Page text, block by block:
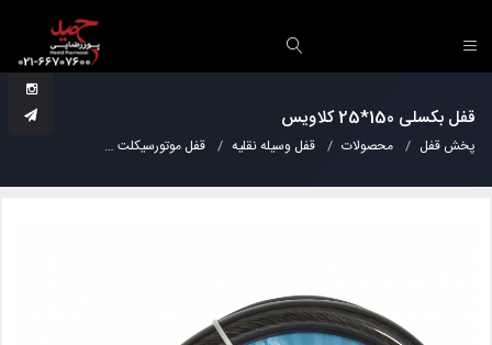
قفل بکسلی 150*25 کلاویس
پخش قفل محصولات قفل وسیله نقلیه قفل موتورسیکلت